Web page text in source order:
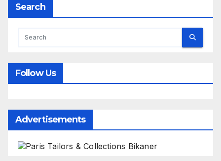
Search
Follow Us
Advertisements